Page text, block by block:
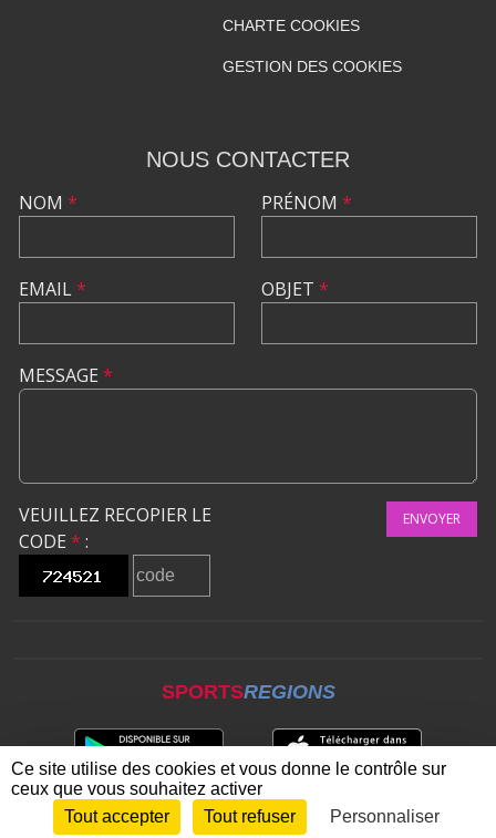
CHARTE COOKIES
GESTION DES COOKIES
NOUS CONTACTER
NOM *
EMAIL*
PRÉNOM *
OBJET *
MESSAGE *
VEUILLEZ RECOPIER LE
CODE * :
ENVOYER
SPORTSREGIONS
Envie de participer ? CONNEXION
Ce site utilise des cookies et vous donne le contrôle sur
ceux que vous souhaitez activer
Tout accepter
Tout refuser Personnaliser